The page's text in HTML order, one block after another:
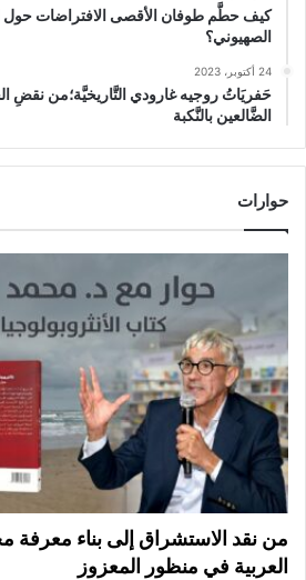
كيف حطَّم طوفان الأقصى الافتراضات حول
الصهيوني؟
24 أكتوبر، 2023
حَفريَاتُ روجيه غارودي التَّاريخيَّة؛من نقضِ
الضَّالعين بالنَّكبة
حوارات
من نقد الاستشراق إلى بناء معرفة
العربية في منظور المعزوز